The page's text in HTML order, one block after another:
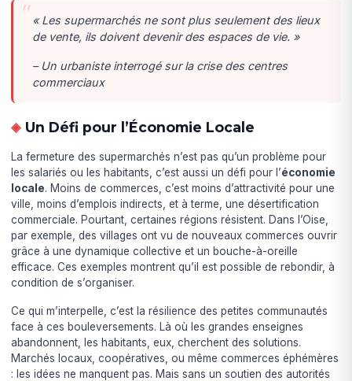
« Les supermarchés ne sont plus seulement des lieux
de vente, ils doivent devenir des espaces de vie. »
– Un urbaniste interrogé sur la crise des centres
commerciaux
Un Défi pour l’Économie Locale
La fermeture des supermarchés n’est pas qu’un problème pour
les salariés ou les habitants, c’est aussi un défi pour l’économie
locale. Moins de commerces, c’est moins d’attractivité pour une
ville, moins d’emplois indirects, et à terme, une désertification
commerciale. Pourtant, certaines régions résistent. Dans l’Oise,
par exemple, des villages ont vu de nouveaux commerces ouvrir
grâce à une dynamique collective et un bouche-à-oreille
efficace. Ces exemples montrent qu’il est possible de rebondir, à
condition de s’organiser.
Ce qui m’interpelle, c’est la résilience des petites communautés
face à ces bouleversements. Là où les grandes enseignes
abandonnent, les habitants, eux, cherchent des solutions.
Marchés locaux, coopératives, ou même commerces éphémères
: les idées ne manquent pas. Mais sans un soutien des autorités